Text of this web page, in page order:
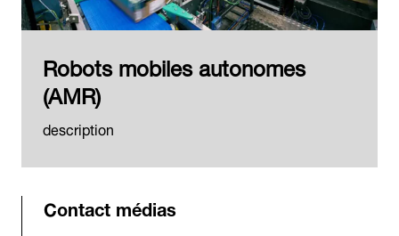
Robots mobiles autonomes
(AMR)
description
Contact médias